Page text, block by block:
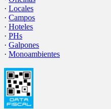
· Locales
· Campos
· Hoteles
· PHs
· Galpones
· Monoambientes